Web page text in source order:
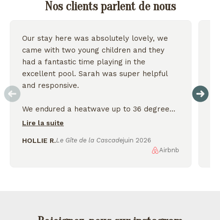
Nos clients parlent de nous
Our stay here was absolutely lovely, we
came with two young children and they
had a fantastic time playing in the
excellent pool. Sarah was super helpful
and responsive.
We endured a heatwave up to 36 degrees
but the house stayed nice and cool and we
We enjoyed exploring the nearby lakes
Lire la suite
HOLLIE R.Le Gîte de la Cascadejuin 2026
Airbnb